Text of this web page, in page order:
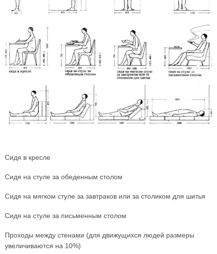
Сидя в кресле
Сидя на стуле за обеденным столом
Сидя на мягком стуле за завтраков или за столиком для шитья
Сидя на стуле за письменным столом
Проходы между стенами (для движущихся людей размеры
увеличиваются на 10%)